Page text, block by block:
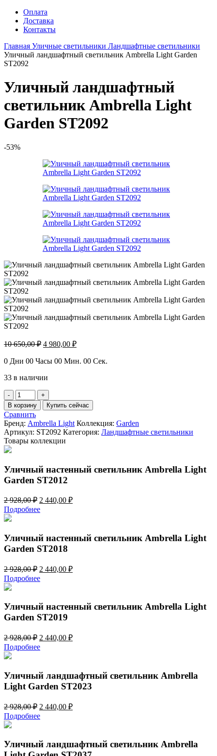
Оплата
Доставка
Контакты
Главная Уличные светильники Ландшафтные светильники
Уличный ландшафтный светильник Ambrella Light Garden
ST2092
Уличный ландшафтный
светильник Ambrella Light
Garden ST2092
-53%
10 650,00₽ Первоначальная
составляла
650,00 ₽.
4 980,00 ₽Текущая
4
0 Дни 00 Часы 00 Мин. 00 Сек.
33 в наличии
Количество
товара
Уличный
ландшафтный
светильник
Ambrella
Light
В корзину Купить сейчас
Сравнить
Бренд: Ambrella Light Коллекция: Garden
Артикул: ST2092 Категория: Ландшафтные светильники
Товары коллекции
Уличный настенный светильник Ambrella Light
Garden ST2012
2 928,00₽ Первоначальная
цена
составляла
928,00 ₽.
2 440,00 ₽Текущая
Подробнее
Уличный настенный светильник Ambrella Light
Garden ST2018
2 928,00₽ Первоначальная
цена
составляла
928,00 ₽.
2 440,00 ₽Текущая
Подробнее
Уличный настенный светильник Ambrella Light
Garden ST2019
2 928,00₽ Первоначальная
цена
составляла
928,00 ₽.
2 440,00 ₽Текущая
Подробнее
Уличный ландшафтный светильник Ambrella
Light Garden ST2023
2 928,00₽ Первоначальная
цена
составляла
928,00 ₽.
2 440,00 ₽Текущая
Подробнее
Уличный ландшафтный светильник Ambrella